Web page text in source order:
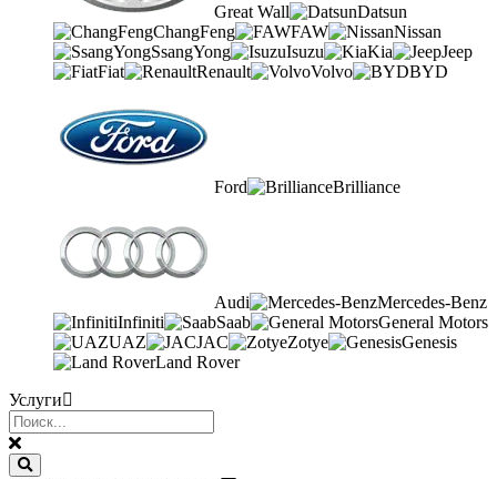
Great Wall
Datsun
ChangFeng
FAW
Nissan
SsangYong
Isuzu Kia
Jeep
Fiat
Renault Volvo BYD
Ford Brilliance
Audi
Mercedes-Benz
Infiniti
Saab
General Motors
UAZ
JAC Zotye
Genesis
Land Rover
Услуги